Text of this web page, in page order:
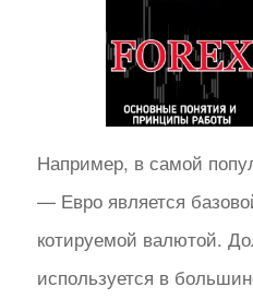
Например, в самой
— Евро является
котируемой валютой.
используется в